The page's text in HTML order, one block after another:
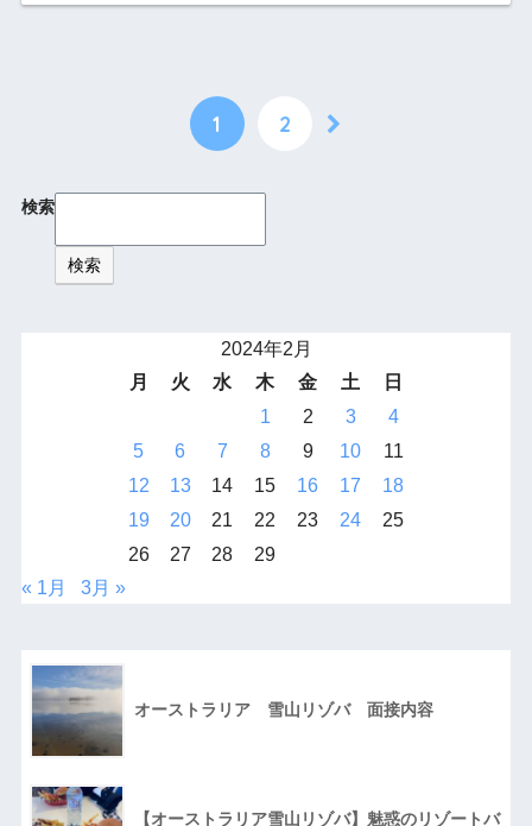
1 2
検索
検索
2024年2月
月
火 水 木 金 土
日
1
2 3
4
5
6 7 8 9 10
11
12
13 14 15 16 17
18
19
20 21 22 23 24
25
26
27 28
29
« 1月
3月 »
オーストラリア 雪山リゾバ 面接内容
【オーストラリア雪山リゾバ】魅惑のリゾートバ